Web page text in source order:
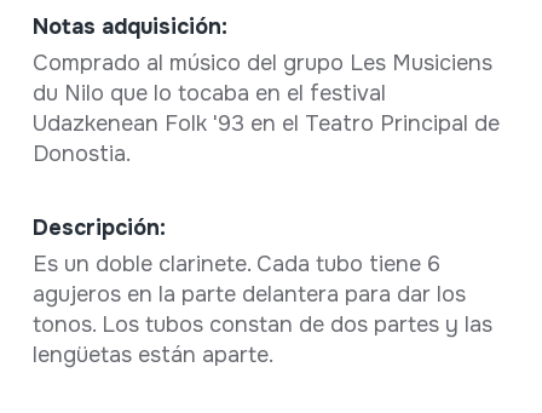
Notas adquisición:
Comprado al músico del grupo Les Musiciens
du Nilo que lo tocaba en el festival
Udazkenean Folk '93 en el Teatro Principal de
Donostia.
Descripción:
Es un doble clarinete. Cada tubo tiene 6
agujeros en la parte delantera para dar los
tonos. Los tubos constan de dos partes y las
lengüetas están aparte.